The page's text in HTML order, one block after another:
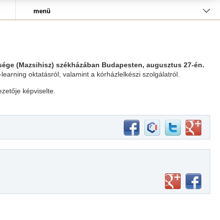
menü
(Mazsihisz) székházában Budapesten, augusztus 27-én.
oktatásról, valamint a kórházlelkészi szolgálatról.
képviselte.